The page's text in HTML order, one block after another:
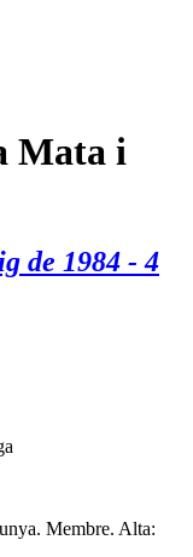
Mata i
de 1984 - 4
Membre. Alta: